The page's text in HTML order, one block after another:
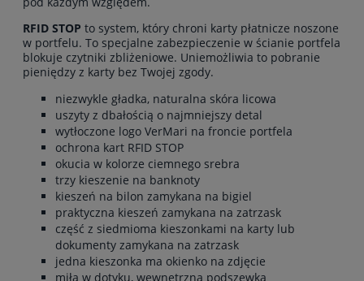
RFID STOP to system, który chroni karty płatnicze noszone
w portfelu. To specjalne zabezpieczenie w ścianie portfela
blokuje czytniki zbliżeniowe. Uniemożliwia to pobranie
pieniędzy z karty bez Twojej zgody.
niezwykle gładka, naturalna skóra licowa
uszyty z dbałością o najmniejszy detal
wytłoczone logo VerMari na froncie portfela
ochrona kart RFID STOP
okucia w kolorze ciemnego srebra
trzy kieszenie na banknoty
kieszeń na bilon zamykana na bigiel
praktyczna kieszeń zamykana na zatrzask
część z siedmioma kieszonkami na karty lub
dokumenty zamykana na zatrzask
jedna kieszonka ma okienko na zdjęcie
miła w dotyku, wewnętrzna podszewka